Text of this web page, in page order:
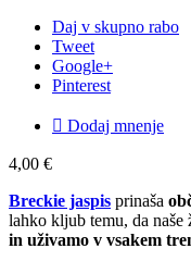
Daj v skupno rabo
Tweet
Google+
Pinterest
 Dodaj mnenje
4,00 €
Breckie jaspis prinaša
lahko kljub temu, da
in uživamo v vsakem